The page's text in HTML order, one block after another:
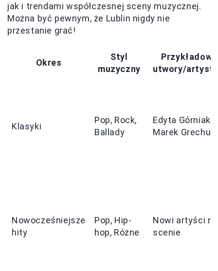
jak i trendami współczesnej sceny muzycznej.
Można być pewnym, że Lublin nigdy nie
przestanie grać!
Okres
Styl
muzyczny
Przykładowe
utwory/
Klasyki
Pop, Rock,
Ballady
Edyta Górniak,
Marek
Nowocześniejsze
hity
Pop, Hip-
hop, Różne
Nowi artyści na
scenie